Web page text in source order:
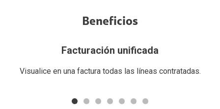
Beneficios
Facturación unificada
Visualice en una factura todas las líneas contratadas.